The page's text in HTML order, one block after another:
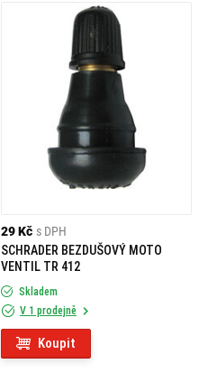
29 Kč s DPH
SCHRADER BEZDUŠOVÝ MOTO
VENTIL TR 412
Skladem
V 1 prodejně
Koupit